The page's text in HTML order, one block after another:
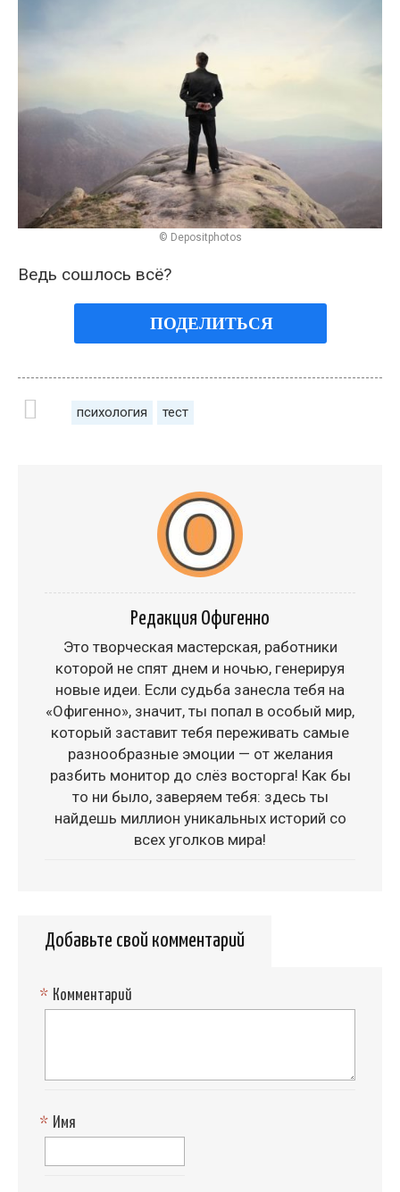
© Depositphotos
Ведь сошлось всё?
ПОДЕЛИТЬСЯ
психология тест
Редакция Офигенно
Это творческая мастерская, работники
которой не спят днем и ночью, генерируя
новые идеи. Если судьба занесла тебя на
«Офигенно», значит, ты попал в особый мир,
который заставит тебя переживать самые
разнообразные эмоции — от желания
разбить монитор до слёз восторга! Как бы
то ни было, заверяем тебя: здесь ты
найдешь миллион уникальных историй со
всех уголков мира!
Добавьте свой комментарий
Комментарий
*
Имя
*